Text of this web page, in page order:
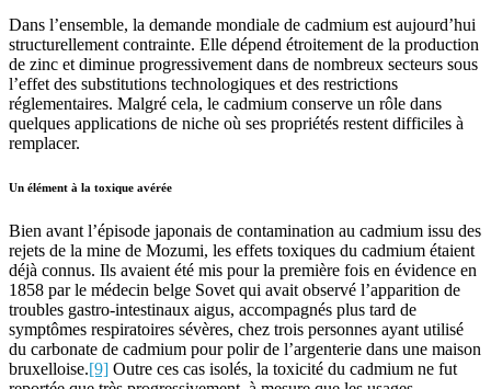
Dans l’ensemble, la demande mondiale de cadmium est aujourd’hui
structurellement contrainte. Elle dépend étroitement de la production
de zinc et diminue progressivement dans de nombreux secteurs sous
l’effet des substitutions technologiques et des restrictions
réglementaires. Malgré cela, le cadmium conserve un rôle dans
quelques applications de niche où ses propriétés restent difficiles à
remplacer.
Un élément à la toxique avérée
Bien avant l’épisode japonais de contamination au cadmium issu des
rejets de la mine de Mozumi, les effets toxiques du cadmium étaient
déjà connus. Ils avaient été mis pour la première fois en évidence en
1858 par le médecin belge Sovet qui avait observé l’apparition de
troubles gastro-intestinaux aigus, accompagnés plus tard de
symptômes respiratoires sévères, chez trois personnes ayant utilisé
du carbonate de cadmium pour polir de l’argenterie dans une maison
bruxelloise.[9] Outre ces cas isolés, la toxicité du cadmium ne fut